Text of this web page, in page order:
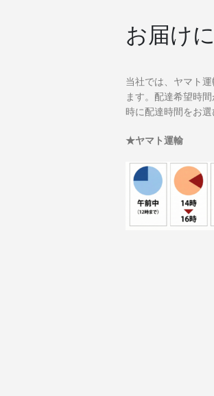
お届け
当社では、ヤマト
ます。配達希望時
時に配達時間をお選
★ヤマト運輸